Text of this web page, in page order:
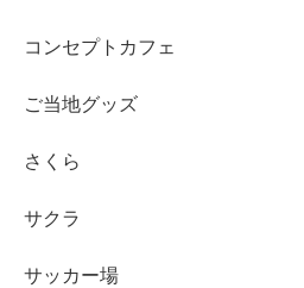
コンセプトカフェ
ご当地グッズ
さくら
サクラ
サッカー場